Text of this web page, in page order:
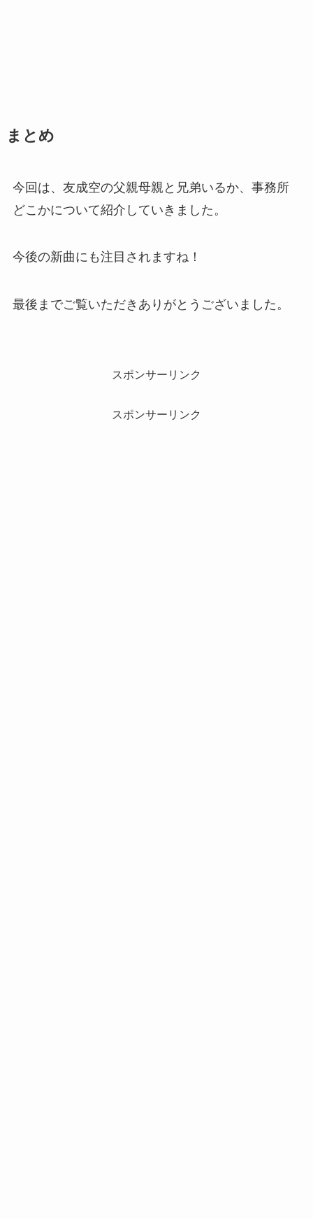
まとめ
今回は、友成空の父親母親と兄弟いるか、事務所
どこかについて紹介していきました。
今後の新曲にも注目されますね！
最後までご覧いただきありがとうございました。
スポンサーリンク
スポンサーリンク